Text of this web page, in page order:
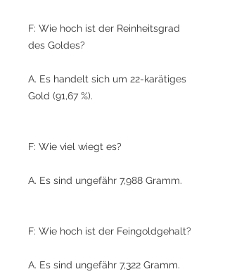
F: Wie hoch ist der Reinheitsgrad
des Goldes?
A. Es handelt sich um 22-karätiges
Gold (91,67 %).
F: Wie viel wiegt es?
A. Es sind ungefähr 7,988 Gramm.
F: Wie hoch ist der Feingoldgehalt?
A. Es sind ungefähr 7,322 Gramm.